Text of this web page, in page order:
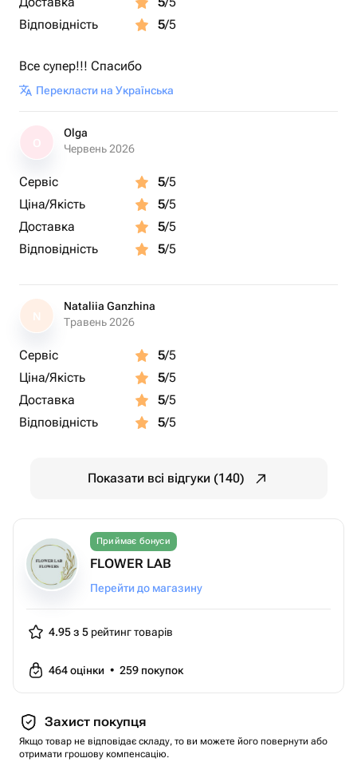
Відповідність
5/5
Все супер!!! Спасибо
Перекласти на Українська
Olga
Червень 2026
Сервіс 5/5
Ціна/Якість
5/5
Доставка
5/5
Відповідність
5/5
N
Nataliia Ganzhina
Травень 2026
Сервіс 5/5
Ціна/Якість
5/5
Доставка
5/5
Відповідність
5/5
Показати всі відгуки (140)
Приймає бонуси
FLOWER LAB
Перейти до магазину
4.95 з 5 рейтинг товарів
464оцінки • 259 покупок
Захист покупця
Якщо товар не відповідає складу, то ви можете його повернути або
отримати грошову компенсацію.